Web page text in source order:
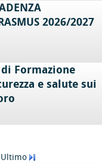
2026/2027
Formazione
e salute sui
Ultimo